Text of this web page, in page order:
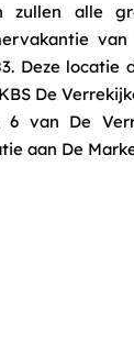
zullen alle
van
Deze locatie
De
van De
aan De